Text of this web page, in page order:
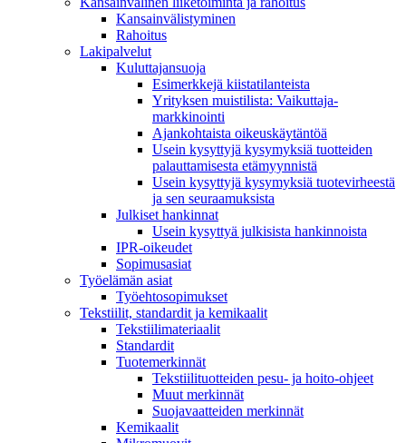
Kansain­välistyminen
Rahoitus
Lakipalvelut
Kuluttajansuoja
Esimerkkejä kiistatilanteista
Yrityksen muistilista: Vaikuttaja­
markkinointi
Ajankohtaista oikeuskäytäntöä
Usein kysyttyjä kysymyksiä tuotteiden
palauttamisesta etämyynnistä
Usein kysyttyjä kysymyksiä tuotevirheestä
ja sen seuraamuksista
Julkiset hankinnat
Usein kysyttyä julkisista hankinnoista
IPR-oikeudet
Sopimusasiat
Työelämän asiat
Työehto­sopimukset
Tekstiilit, standardit ja kemikaalit
Tekstiilimateriaalit
Standardit
Tuotemerkinnät
Tekstiilituotteiden pesu- ja hoito-ohjeet
Muut merkinnät
Suojavaatteiden merkinnät
Kemikaalit